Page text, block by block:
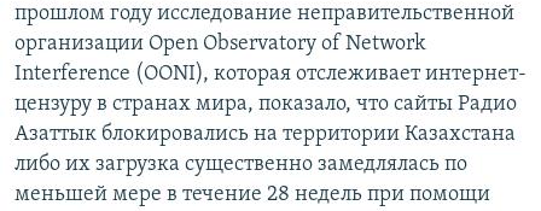
прошлом году исследование неправительственной
организации Open Observatory of Network
Interference (OONI), которая отслеживает интернет-
цензуру в странах мира, показало, что сайты Радио
Азаттык блокировались на территории Казахстана
либо их загрузка существенно замедлялась по
меньшей мере в течение 28 недель при помощи